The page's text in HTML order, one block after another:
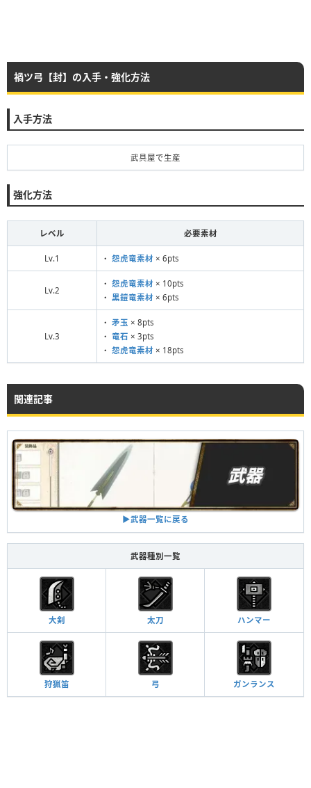
禍ツ弓【封】の入手・強化方法
入手方法
武具屋で生産
強化方法
レベル 必要素材
Lv.1 ・ 怨虎竜素材 × 6pts
Lv.2
・ 怨虎竜素材 × 10pts
・ 黒鎧竜素材 × 6pts
Lv.3
・ 矛玉 × 8pts
・ 竜石 × 3pts
・ 怨虎竜素材 × 18pts
関連記事
▶︎武器一覧に戻る
武器種別一覧
大剣 太刀 ハンマー
狩猟笛 弓 ガンランス